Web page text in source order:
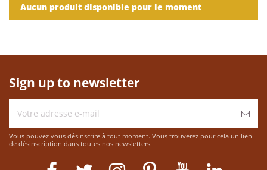
Aucun produit disponible pour le moment
Sign up to newsletter
Vous pouvez vous désinscrire à tout moment. Vous trouverez pour cela un lien
de désinscription dans toutes nos newsletters.